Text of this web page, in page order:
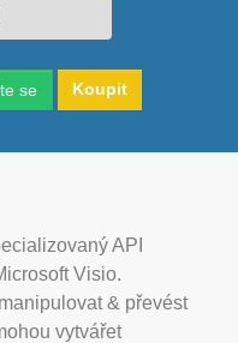
se Koupit
API
Visio.
& převést
vytvářet